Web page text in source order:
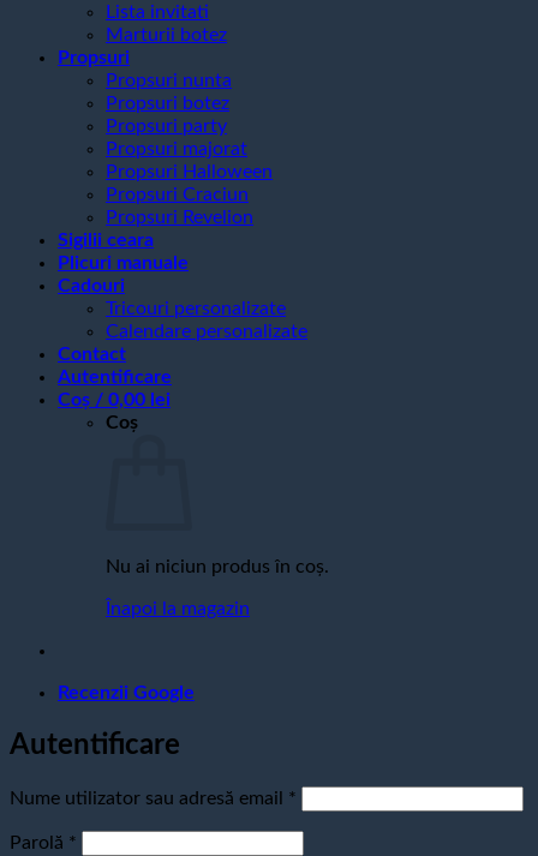
Lista invitati
Marturii botez
Propsuri
Propsuri nunta
Propsuri botez
Propsuri party
Propsuri majorat
Propsuri Halloween
Propsuri Craciun
Propsuri Revelion
Sigilii ceara
Plicuri manuale
Cadouri
Tricouri personalizate
Calendare personalizate
Contact
Autentificare
Coș / 0,00 lei
Coș
Nu ai niciun produs în coș.
Înapoi la magazin
Recenzii Google
Autentificare
Nume utilizator sau adresă email *
Parolă *